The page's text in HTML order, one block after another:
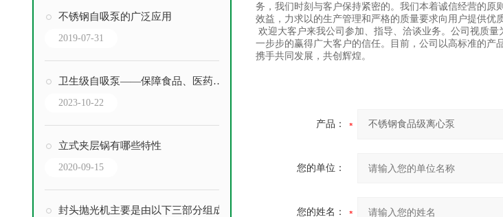
不锈钢自吸泵的广泛应用
2019-07-31
卫生级自吸泵——保障食品、医药和化工生产的关键设备
2023-10-22
立式夹层锅有哪些特性
2020-09-15
封头抛光机主要是由以下三部分组成
务，我们时刻与客户保持紧密的。我们本着诚信经营的
效益，力求以的生产管理和严格的质量要求向用户提供优
欢迎大客户来我公司参加、指导、洽谈业务。公司视质
一步步的赢得广大客户的信任。目前，公司以高标准的
携手共同发展，共创辉煌。
产品：
您的单位：
您的姓名：